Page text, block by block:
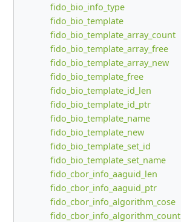
fido_bio_info_type
fido_bio_template
fido_bio_template_array_count
fido_bio_template_array_free
fido_bio_template_array_new
fido_bio_template_free
fido_bio_template_id_len
fido_bio_template_id_ptr
fido_bio_template_name
fido_bio_template_new
fido_bio_template_set_id
fido_bio_template_set_name
fido_cbor_info_aaguid_len
fido_cbor_info_aaguid_ptr
fido_cbor_info_algorithm_cose
fido_cbor_info_algorithm_count